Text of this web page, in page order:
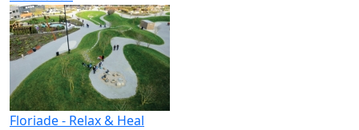
Floriade - Relax & Heal